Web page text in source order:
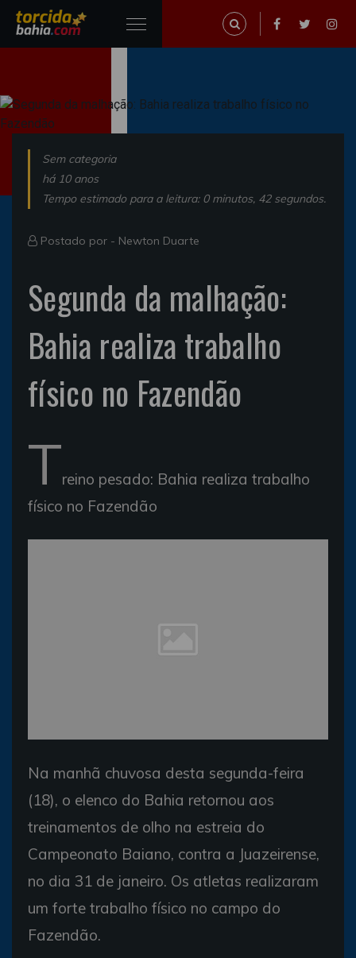
Sem categoria
há 10 anos
Tempo estimado para a leitura: 0 minutos, 42 segundos.
Postado por - Newton Duarte
Segunda da malhação:
Bahia realiza trabalho
físico no Fazendão
Treino pesado: Bahia realiza trabalho
físico no Fazendão
Na manhã chuvosa desta segunda-feira
(18), o elenco do Bahia retornou aos
treinamentos de olho na estreia do
Campeonato Baiano, contra a Juazeirense,
no dia 31 de janeiro. Os atletas realizaram
um forte trabalho físico no campo do
Fazendão.